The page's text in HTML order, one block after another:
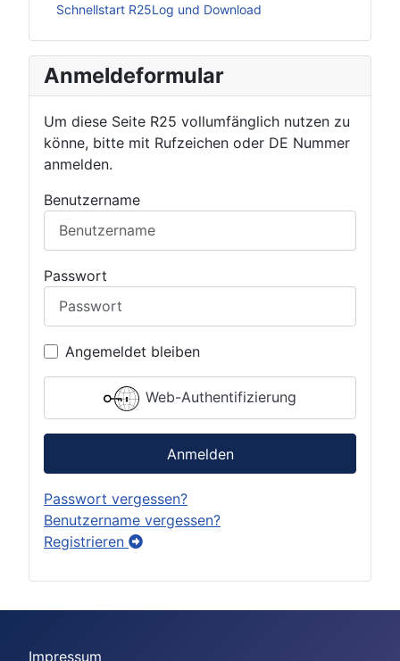
Schnellstart R25Log und Download
Anmeldeformular
Um diese Seite R25 vollumfänglich nutzen zu
könne, bitte mit Rufzeichen oder DE Nummer
anmelden.
Benutzername
Passwort
Angemeldet bleiben
Web-Authentifizierung
Anmelden
Passwort vergessen?
Benutzername vergessen?
Registrieren
Impressum